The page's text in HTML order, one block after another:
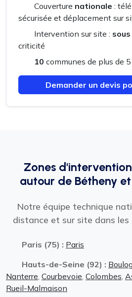
Couverture nationale :
sécurisée et déplacement sur
Intervention sur site :
criticité
10 communes de plus de
Demander un devis
Zones
autour de Bétheny
Notre équipe technique
distance et sur site dans
Paris (75) : Paris
Hauts-de-Seine (92) :
Nanterre Courbevoie Colombes
Rueil-Malmaison